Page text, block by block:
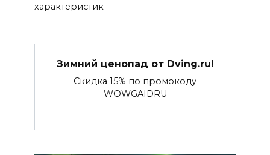
характеристик
Зимний ценопад от Dving.ru!
Скидка 15% по промокоду
WOWGAIDRU